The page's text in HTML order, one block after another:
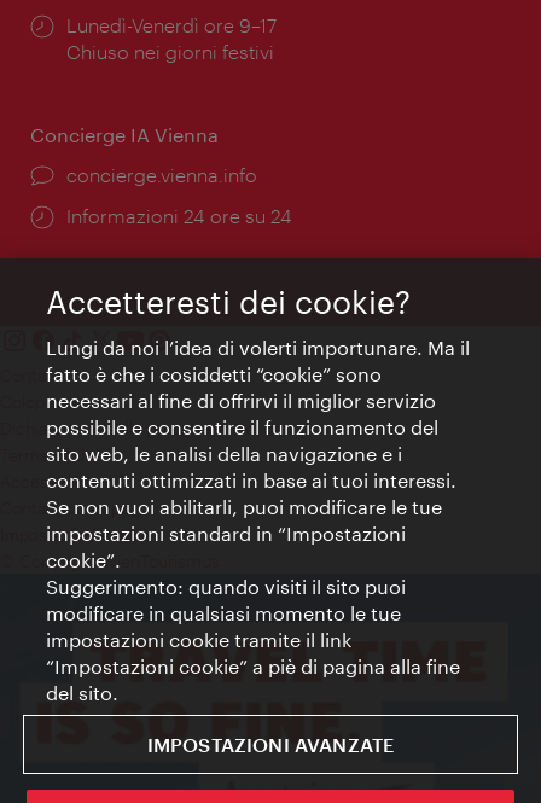
Orari
di
Lunedì-Venerdì ore 9–17
Chiuso nei giorni festivi
Concierge IA Vienna
Ort:
concierge.vienna.info
Öffnungszeiten:
Informazioni 24 ore su 24
Contatti
Colophon
Dichiarazione sulla protezione dei dati
Terms of Use
Accessibilità
Contatto stampa
Impostazioni cookie
© Copyright WienTourismus
Accetteresti dei cookie?
Lungi da noi l’idea di volerti importunare. Ma il
fatto è che i cosiddetti “cookie” sono
necessari al fine di offrirvi il miglior servizio
possibile e consentire il funzionamento del
sito web, le analisi della navigazione e i
contenuti ottimizzati in base ai tuoi interessi.
Se non vuoi abilitarli, puoi modificare le tue
impostazioni standard in “Impostazioni
cookie”.
Suggerimento: quando visiti il sito puoi
modificare in qualsiasi momento le tue
impostazioni cookie tramite il link
“Impostazioni cookie” a piè di pagina alla fine
del sito.
IMPOSTAZIONI AVANZATE